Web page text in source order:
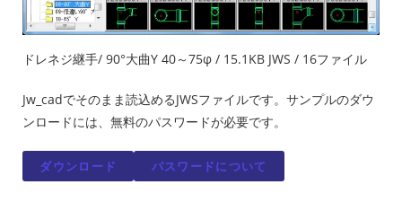
ドレネジ継手/ 90°大曲Y 40～75φ / 15.1KB JWS / 16ファイル
Jw_cadでそのまま読込めるJWSファイルです。サンプルのダウ
ンロードには、無料のパスワードが必要です。
ダウンロード パスワードについて